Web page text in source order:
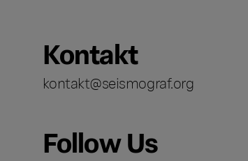
Kontakt
kontakt@seismograf.org
Follow Us